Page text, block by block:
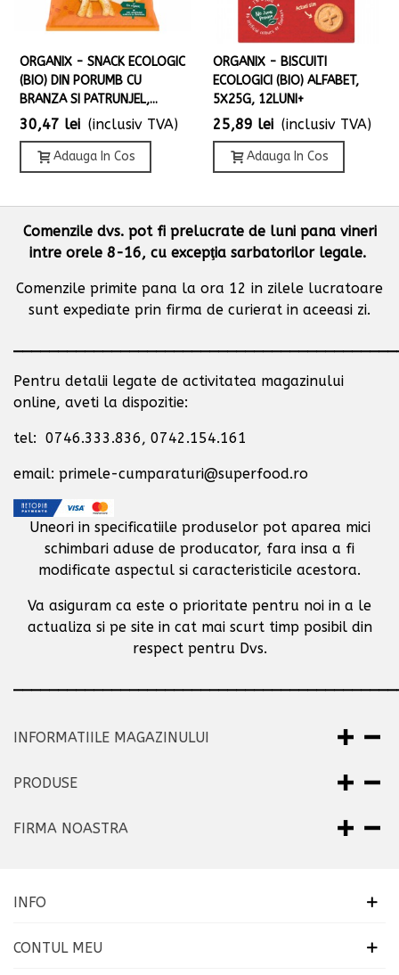
ORGANIX - SNACK ECOLOGIC
(BIO) DIN PORUMB CU
BRANZA SI PATRUNJEL,...
30,47 lei (inclusiv TVA)
Adauga In Cos
ORGANIX - BISCUITI
ECOLOGICI (BIO) ALFABET,
5X25G, 12LUNI+
25,89 lei (inclusiv TVA)
Adauga In Cos
Comenzile dvs. pot fi prelucrate de luni pana vineri
intre orele 8-16, cu excepţia sarbatorilor legale.
Comenzile primite pana la ora 12 in zilele lucratoare
sunt expediate prin firma de curierat in aceeasi zi.
Pentru detalii legate de activitatea magazinului
online, aveti la dispozitie:
tel: 0746.333.836, 0742.154.161
email: primele-cumparaturi@superfood.ro
Uneori in specificatiile produselor pot aparea mici
schimbari aduse de producator, fara insa a fi
modificate aspectul si caracteristicile acestora.
Va asiguram ca este o prioritate pentru noi in a le
actualiza si pe site in cat mai scurt timp posibil din
respect pentru Dvs.
INFORMATIILE MAGAZINULUI
PRODUSE
FIRMA NOASTRA
INFO
CONTUL MEU